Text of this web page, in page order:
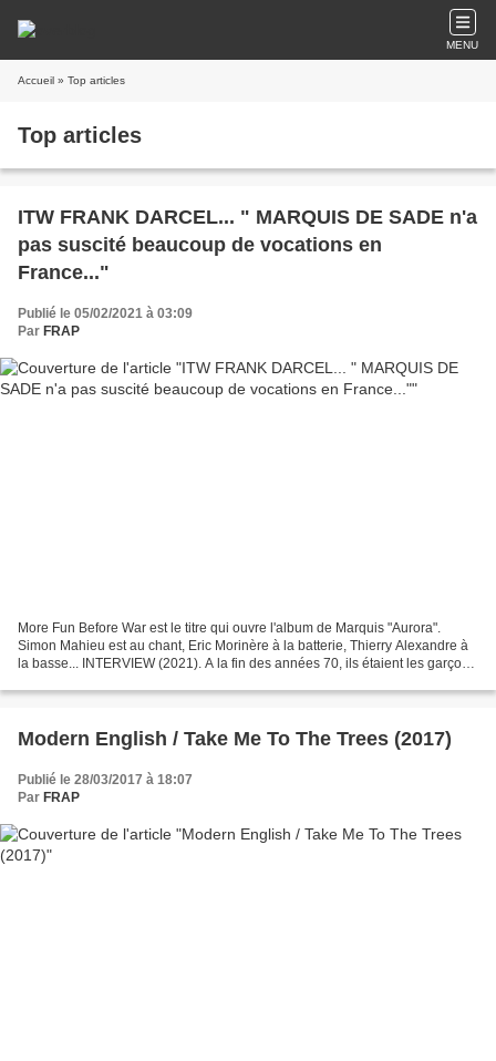
MENU
Accueil » Top articles
Top articles
ITW FRANK DARCEL... " MARQUIS DE SADE n'a
pas suscité beaucoup de vocations en
France..."
Publié le 05/02/2021 à 03:09
Par FRAP
More Fun Before War est le titre qui ouvre l'album de Marquis "Aurora".
Simon Mahieu est au chant, Eric Morinère à la batterie, Thierry Alexandre à
la basse... INTERVIEW (2021). A la fin des années 70, ils étaient les garçons
Modern English / Take Me To The Trees (2017)
Publié le 28/03/2017 à 18:07
Par FRAP